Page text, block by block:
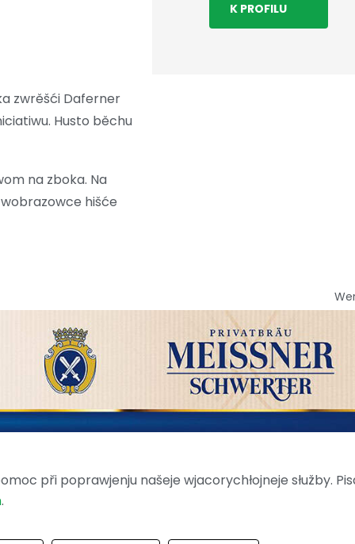
zwrěšći Daferner
Husto běchu
na zboka. Na
hišće
K PROFILU
při poprawjenju našeje wjacorychłojneje słužby.
.